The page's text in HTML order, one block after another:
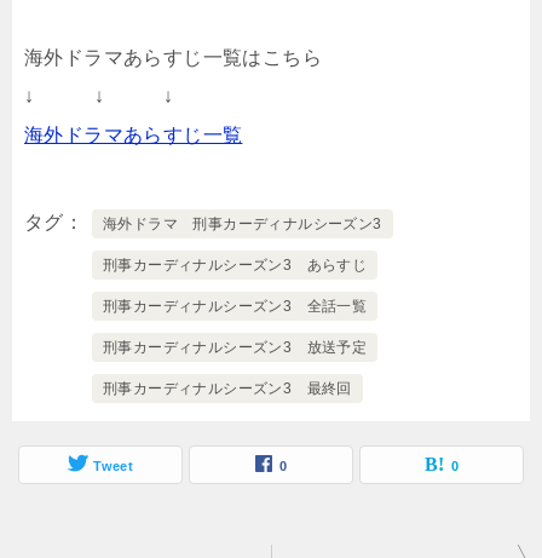
海外ドラマあらすじ一覧はこちら
↓ ↓ ↓
海外ドラマあらすじ一覧
タグ 海外ドラマ 刑事カーディナルシーズン3
刑事カーディナルシーズン3 あらすじ
刑事カーディナルシーズン3 全話一覧
刑事カーディナルシーズン3 放送予定
刑事カーディナルシーズン3 最終回
Tweet 0 0